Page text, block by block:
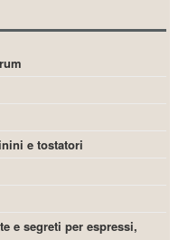
e tostatori
e segreti per espressi,